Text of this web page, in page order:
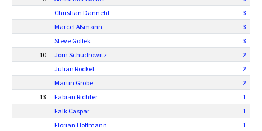
Christian Dannehl
3
Marcel Aßmann
3
Steve Gollek
3
10
Jörn Schudrowitz
2
Julian Rockel
2
Martin Grobe
2
13
Fabian Richter
1
Falk Caspar
1
Florian Hoffmann
1